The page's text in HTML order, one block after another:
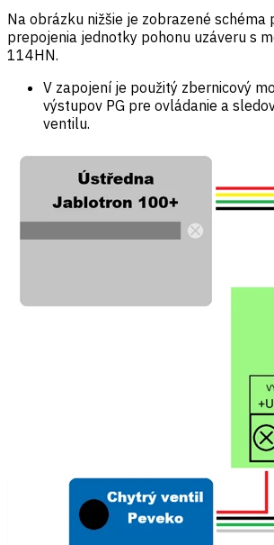
Na obrázku nižšie je zobrazené schéma
prepojenia jednotky pohonu uzáveru s
114HN.
V zapojení je použitý zbernicový
výstupov PG pre ovládanie a
ventilu.